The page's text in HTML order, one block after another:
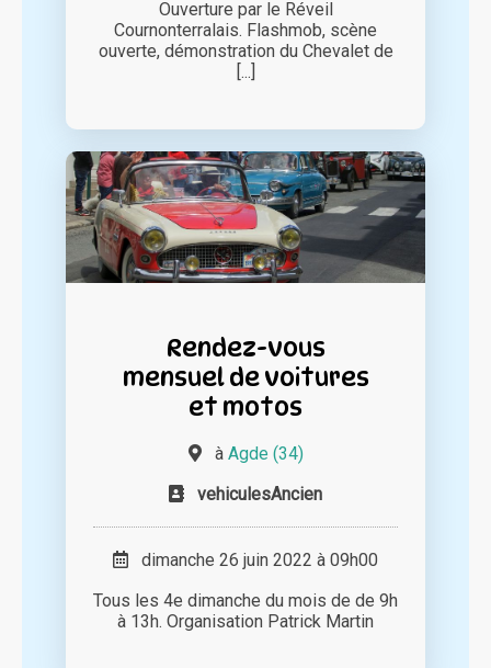
Ouverture par le Réveil
Cournonterralais. Flashmob, scène
ouverte, démonstration du Chevalet de
[...]
Rendez-vous
mensuel de voitures
et motos
à Agde (34)
vehiculesAncien
dimanche 26 juin 2022 à 09h00
Tous les 4e dimanche du mois de de 9h
à 13h. Organisation Patrick Martin